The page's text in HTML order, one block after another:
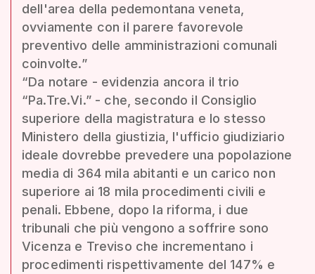
dell'area della pedemontana veneta,
ovviamente con il parere favorevole
preventivo delle amministrazioni comunali
coinvolte.”
“Da notare - evidenzia ancora il trio
“Pa.Tre.Vi.” - che, secondo il Consiglio
superiore della magistratura e lo stesso
Ministero della giustizia, l'ufficio giudiziario
ideale dovrebbe prevedere una popolazione
media di 364 mila abitanti e un carico non
superiore ai 18 mila procedimenti civili e
penali. Ebbene, dopo la riforma, i due
tribunali che più vengono a soffrire sono
Vicenza e Treviso che incrementano i
procedimenti rispettivamente del 147% e